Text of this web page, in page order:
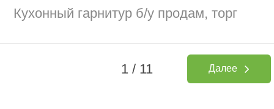
Кухонный гарнитур б/у продам, торг
1 / 11 Далее